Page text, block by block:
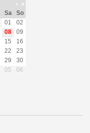
›
»
Sa
So
01
02
08
09
15
16
22
23
29
30
05 06